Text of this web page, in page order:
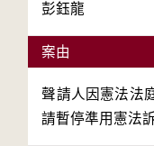
彭鈺龍
案由
聲請人因憲法法
請暫停準用憲法